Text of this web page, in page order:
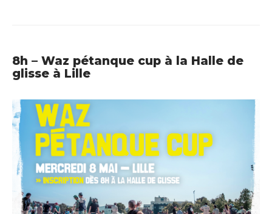
8h – Waz pétanque cup à la Halle de
glisse à Lille